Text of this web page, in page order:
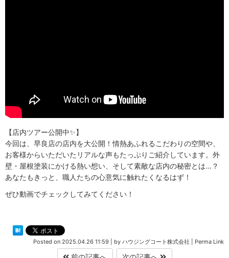
【店内ツアー公開中✨】
今回は、早良店の店内を大公開！情熱あふれるこだわりの空間や、
お客様からいただいたリアルな声もたっぷりご紹介しています。外
壁・屋根塗装にかける熱い想い、そして素敵な店内の秘密とは…？
あなたもきっと、職人たちの心意気に触れたくなるはず！
ぜひ動画でチェックしてみてください！
Posted on 2025.04.26 11:59 by ハウジングコート株式会社 Perma Link